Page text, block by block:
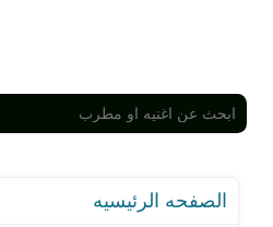
قسم اغاني كويتية